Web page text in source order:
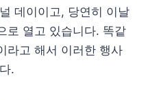
데이이고, 당연히 이날
로 열고 있습니다. 똑같
라고 해서 이러한 행사
.